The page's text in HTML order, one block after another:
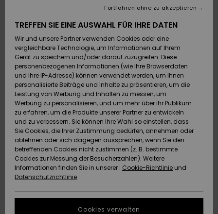
Accessoires
Schuhe&
Flip-Flops
Surf
Snow
Brandneu
Highlights
Accessoires
Schuhe&
Flip-Flops
Surf
Snow
Brandneu
Highlights
FRAUEN
Brandneu
Highlights
Snow
SURF
Kinder
Highlights
Community
SNOW
Snow Shop
Kinder
Snow Shop
Damen
Highlights
Community
DOPPELTER
RABATT
KINDER
Outlet
Frauen
HILFE & KONTAKT
Retouren
Bezahlung
Geschenkkarte
Quiksilver
Freedom
Datenschutz
Starten Sie eine
NACHHALTIGKEIT
SHOPS
TREFFEN SIE EINE AUSWAHL FÜR IHRE DATEN
Wir und unsere Partner verwenden Cookies oder eine
vergleichbare Technologie, um Informationen auf Ihrem
Gerät zu speichern und/oder darauf zuzugreifen. Diese
personenbezogenen Informationen (wie Ihre Browserdaten
und Ihre IP-Adresse) können verwendet werden, um Ihnen
personalisierte Beiträge und Inhalte zu präsentieren, um die
Leistung von Werbung und Inhalten zu messen, um
Werbung zu personalisieren, und um mehr über ihr Publikum
zu erfahren, um die Produkte unserer Partner zu entwickeln
und zu verbessern. Sie können Ihre Wahl so einstellen, dass
Sie Cookies, die Ihrer Zustimmung bedürfen, annehmen oder
ablehnen oder sich dagegen aussprechen, wenn Sie den
betreffenden Cookies nicht zustimmen (z. B. bestimmte
Cookies zur Messung der Besucherzahlen). Weitere
Informationen finden Sie in unserer : Cookie-Richtlinie und
Datenschutzrichtlinie
Cookies verwalten
Fortfahren ohne zu akzeptieren